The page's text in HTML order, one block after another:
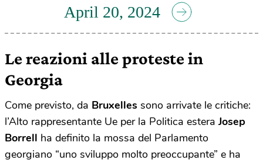
April 20, 2024
Le reazioni alle proteste in
Georgia
Come previsto, da Bruxelles sono arrivate le critiche:
l’Alto rappresentante Ue per la Politica esteraJosep
Borrell ha definito la mossa del Parlamento
georgiano “uno sviluppo molto preoccupante” e ha